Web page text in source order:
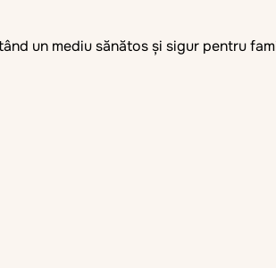
un mediu sănătos și sigur pentru